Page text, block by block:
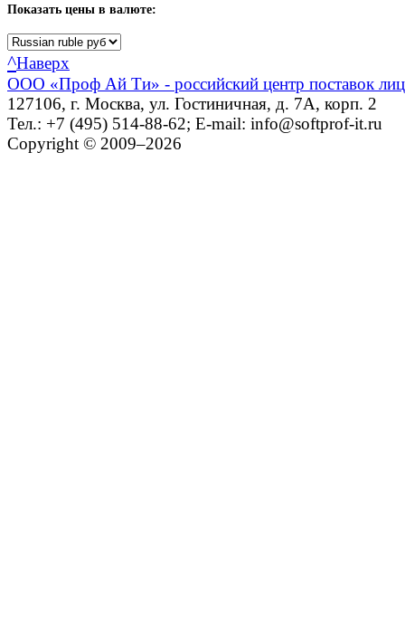
Показать цены в валюте:
^Наверх
ООО «Проф Ай Ти» - российский центр поставок
127106, г. Москва, ул. Гостиничная, д. 7А, корп. 2
Тел.: +7 (495) 514-88-62; E-mail: info@softprof-it.ru
Copyright © 2009–2026